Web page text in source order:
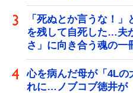
「死ぬとか言うな！
を残して自死した…夫
さ」に向き合う魂の一
心を病んだ母が「4L
れに…ノブコブ徳井が